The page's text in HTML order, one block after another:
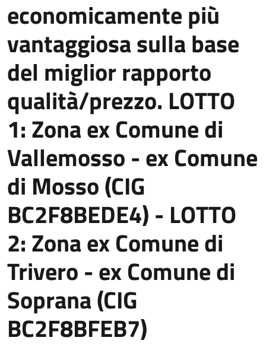
economicamente più
vantaggiosa sulla base
del miglior rapporto
qualità/prezzo. LOTTO
1: Zona ex Comune di
Vallemosso - ex Comune
di Mosso (CIG
BC2F8BEDE4) - LOTTO
2: Zona ex Comune di
Trivero - ex Comune di
Soprana (CIG
BC2F8BFEB7)